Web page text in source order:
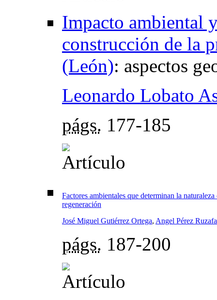
Impacto ambiental
construcción de la
(León): aspectos
Leonardo Lobato
págs. 177-185
Factores ambientales que determinan la
regeneración
José Miguel Gutiérrez Ortega, Angel Pérez Ruzafa
págs. 187-200